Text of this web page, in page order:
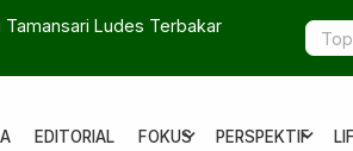
Ludes Terbakar
Sejarah
Generasi Z
EDITORIAL FOKUS
expand_more PERSPEKTIF
expand_more